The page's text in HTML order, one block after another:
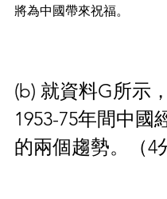
將為中國帶來祝福。
(b) 就資料G所示
1953-75年間中國
的兩個趨勢。（4